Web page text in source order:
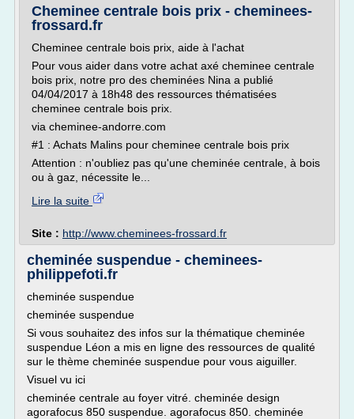
Cheminee centrale bois prix - cheminees-
frossard.fr
Cheminee centrale bois prix, aide à l'achat
Pour vous aider dans votre achat axé cheminee centrale
bois prix, notre pro des cheminées Nina a publié
04/04/2017 à 18h48 des ressources thématisées
cheminee centrale bois prix.
via cheminee-andorre.com
#1 : Achats Malins pour cheminee centrale bois prix
Attention : n'oubliez pas qu'une cheminée centrale, à bois
ou à gaz, nécessite le...
Lire la suite
Site : http://www.cheminees-frossard.fr
cheminée suspendue - cheminees-
philippefoti.fr
cheminée suspendue
cheminée suspendue
Si vous souhaitez des infos sur la thématique cheminée
suspendue Léon a mis en ligne des ressources de qualité
sur le thème cheminée suspendue pour vous aiguiller.
Visuel vu ici
cheminée centrale au foyer vitré. cheminée design
agorafocus 850 suspendue. agorafocus 850. cheminée